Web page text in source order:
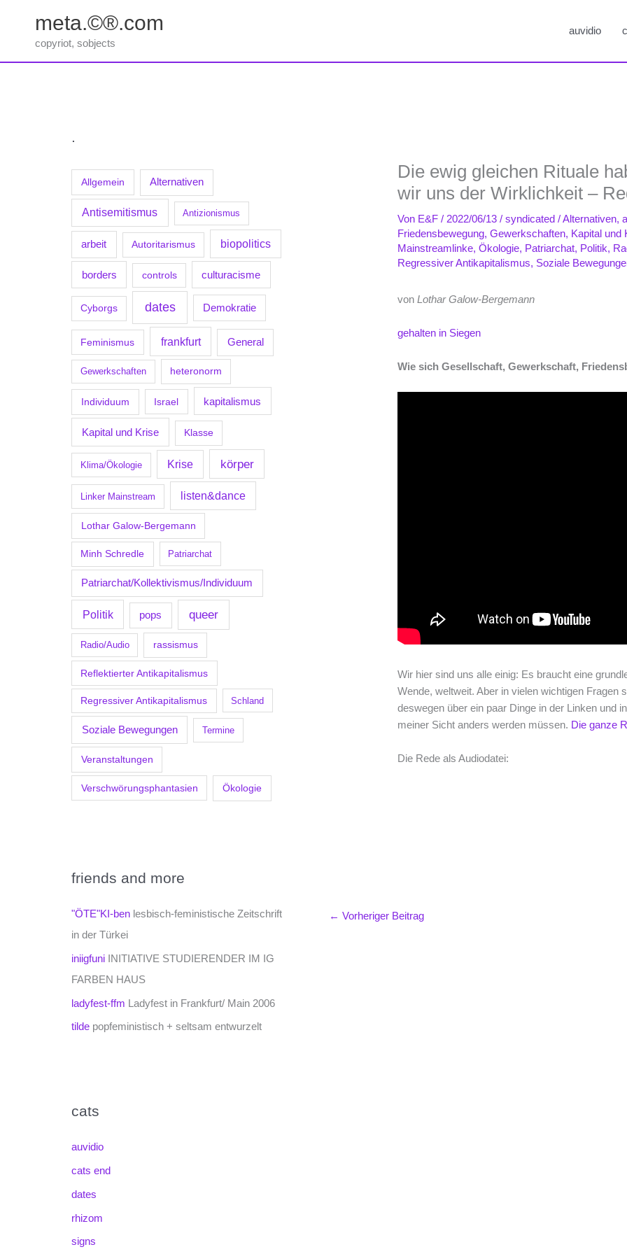
springen
meta.©®.com
copyriot, sobjects
auvidio
.
Allgemein Alternativen
Antisemitismus Antizionismus
arbeit Autoritarismus biopolitics
borders controls culturacisme
Cyborgs dates Demokratie
Feminismus frankfurt General
Gewerkschaften heteronorm
Individuum Israel kapitalismus
Kapital und Krise Klasse
Klima/Ökologie Krise körper
Linker Mainstream listen&dance
Lothar Galow-Bergemann
Minh Schredle Patriarchat
Patriarchat/Kollektivismus/Individuum
Politik pops queer
Radio/Audio rassismus
Reflektierter Antikapitalismus
Regressiver Antikapitalismus Schland
Soziale Bewegungen Termine
Veranstaltungen
Verschwörungsphantasien Ökologie
friends and more
"ÖTE"KI-ben lesbisch-feministische Zeitschrift
in der Türkei
iniigfuni INITIATIVE STUDIERENDER IM IG
FARBEN HAUS
ladyfest-ffm Ladyfest in Frankfurt/ Main 2006
tilde popfeministisch + seltsam entwurzelt
cats
auvidio
cats end
dates
rhizom
signs
Die ewig gleichen Rituale
wir uns der Wirklichkeit –
Von E&F/ 2022/06/13/syndicated /Alternativen,
Friedensbewegung,Gewerkschaften, Kapital und
Mainstreamlinke,Ökologie, Patriarchat, Politik,
Regressiver Antikapitalismus, Soziale
vonLothar Galow-Bergemann
gehalten in Siegen
Wie sich Gesellschaft, Gewerkschaft,
Wir hier sind uns alle einig: Es braucht eine
Wende, weltweit. Aber in vielen wichtigen Fragen
deswegen über ein paar Dinge in der Linken und
meiner Sicht anders werden müssen. Die ganze
Die Rede als Audiodatei:
← Vorheriger Beitrag